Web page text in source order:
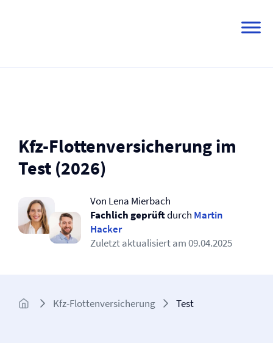
Kfz-Flotten­versicherung im
Test (2026)
Von Lena Mierbach
Fachlich geprüftdurch Martin
Hacker
Zuletzt aktualisiert am09.04.2025
Kfz-Flotten­versicherung Test